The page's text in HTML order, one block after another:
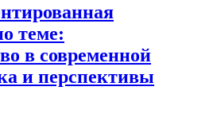
теме:
в современной
и перспективы